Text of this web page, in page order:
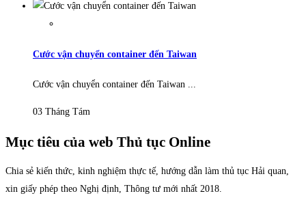
Cước vận chuyển container đến Taiwan
Cước vận chuyển container đến Taiwan ...
03 Tháng Tám
Mục tiêu của web Thủ tục Online
Chia sẻ kiến thức, kinh nghiệm thực tế, hướng dẫn làm thủ tục Hải quan,
xin giấy phép theo Nghị định, Thông tư mới nhất 2018.